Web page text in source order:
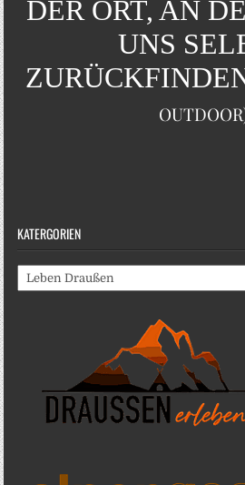
DER ORT, AN
UNS
KATERGORIEN
Katergorien